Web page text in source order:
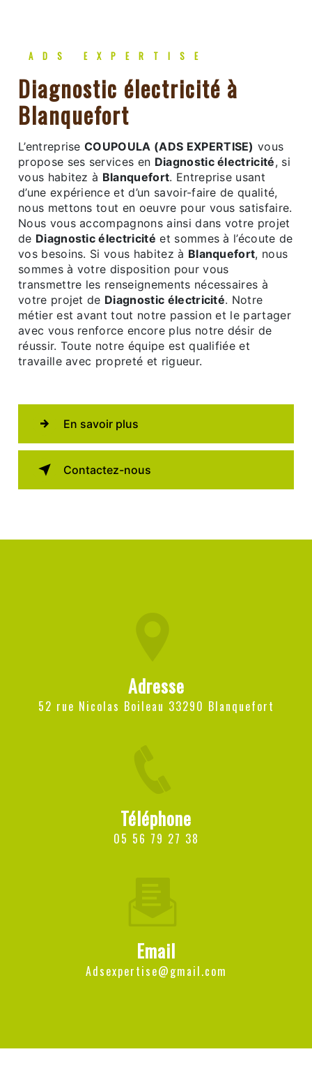
ADS EXPERTISE
Diagnostic électricité à
Blanquefort
L’entrepriseCOUPOULA (ADS EXPERTISE) vous
propose ses services en Diagnostic électricité, si
vous habitez à Blanquefort. Entreprise usant
d’une expérience et d’un savoir-faire de qualité,
nous mettons tout en oeuvre pour vous satisfaire.
Nous vous accompagnons ainsi dans votre projet
de Diagnostic électricité et sommes à l’écoute de
vos besoins. Si vous habitez à Blanquefort, nous
sommes à votre disposition pour vous
transmettre les renseignements nécessaires à
votre projet de Diagnostic électricité. Notre
métier est avant tout notre passion et le partager
avec vous renforce encore plus notre désir de
réussir. Toute notre équipe est qualifiée et
travaille avec propreté et rigueur.
En savoir plus
Contactez-nous
Adresse
52 rue Nicolas Boileau 33290 Blanquefort
Téléphone
05 56 79 27 38
Email
adsexpertise@gmail.com